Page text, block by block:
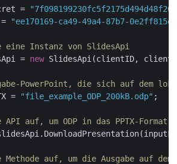
=
"ee170169-ca49-49a4-87b7-
Instanz von SlidesApi
= new SlidesApi(clientID,
PowerPoint, die sich auf dem
= "file_example_ODP_200kB.odp" ;
auf, um ODP in das PPTX-Format
auf, um die Ausgabe auf